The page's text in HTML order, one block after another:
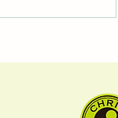
ヘルパ